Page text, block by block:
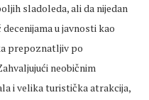
sladoleda, ali da nijedan
u javnosti kao
prepoznatljiv po
neobičnim
i velika turistička atrakcija,